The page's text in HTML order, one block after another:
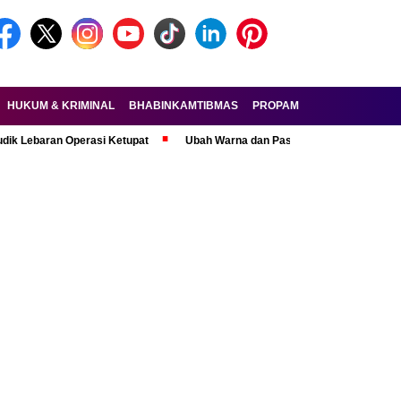
HUKUM & KRIMINAL BHABINKAMTIBMAS PROPAM
Operasi Ketupat Ubah Warna dan Pasang Pelat Palsu, Pelaku